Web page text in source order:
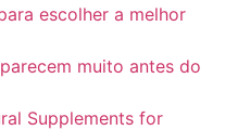
escolher a melhor
muito antes do
Supplements for